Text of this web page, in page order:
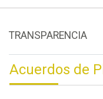
TRANSPARENCIA
Acuerdos de